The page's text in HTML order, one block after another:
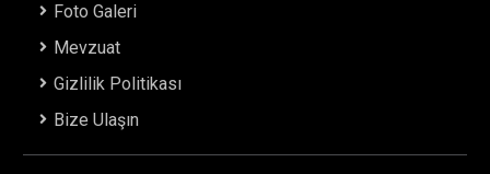
Foto Galeri
Mevzuat
Gizlilik Politikası
Bize Ulaşın